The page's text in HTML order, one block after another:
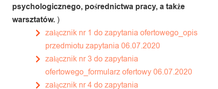
psychologicznego, pośrednictwa pracy, a także
warsztatów. )
załącznik nr 1 do zapytania ofertowego_opis
przedmiotu zapytania 06.07.2020
załącznik nr 3 do zapytania
ofertowego_formularz ofertowy 06.07.2020
załącznik nr 4 do zapytania